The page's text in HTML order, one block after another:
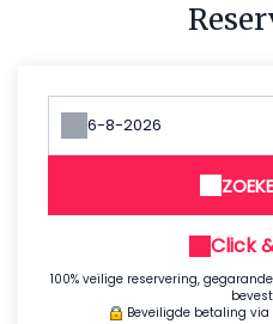
Click
100% veilige reservering,
Beveiligde betaling via